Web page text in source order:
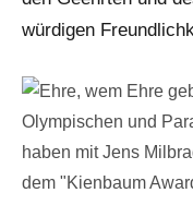
würdigen